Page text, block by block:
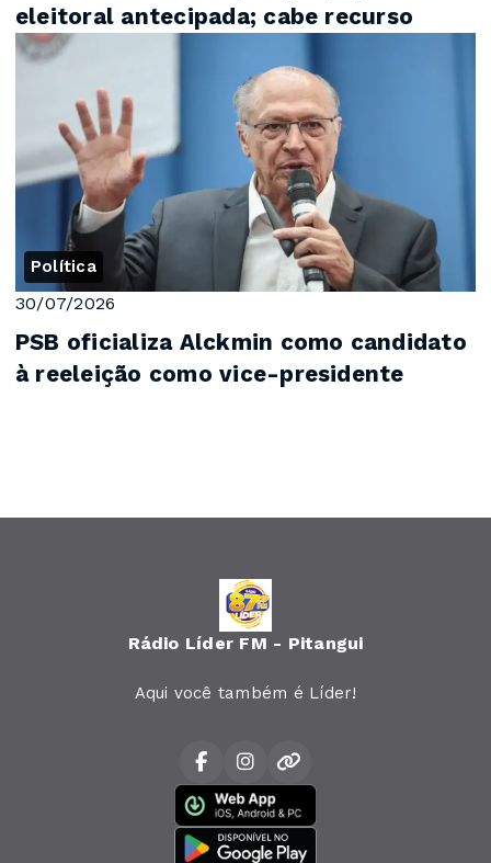
eleitoral antecipada; cabe recurso
Política
30/07/2026
PSB oficializa Alckmin como candidato
à reeleição como vice-presidente
Rádio Líder FM - Pitangui
Aqui você também é Líder!